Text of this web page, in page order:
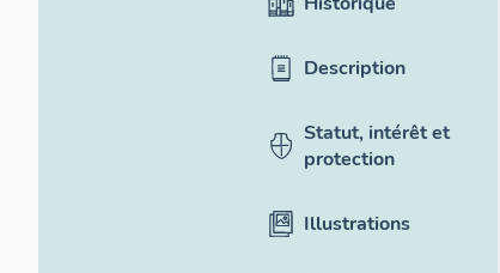
Description
Statut, intérêt et
protection
Illustrations